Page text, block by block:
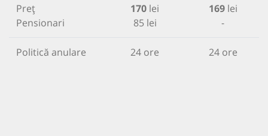
Preț
Pensionari
170 lei
85 lei
169lei
-
Politică anulare 24 ore 24 ore